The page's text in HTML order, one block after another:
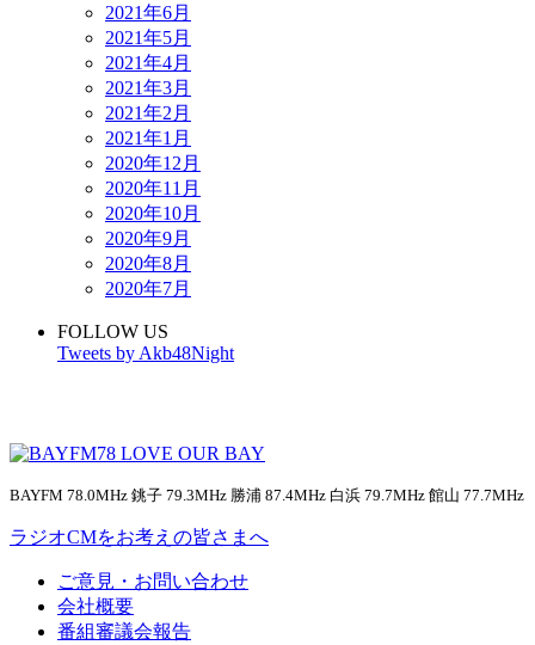
2021年6月
2021年5月
2021年4月
2021年3月
2021年2月
2021年1月
2020年12月
2020年11月
2020年10月
2020年9月
2020年8月
2020年7月
FOLLOW US
Tweets by Akb48Night
BAYFM 78.0MHz 銚子 79.3MHz 勝浦 87.4MHz 白浜 79.7MHz 館山 77.7MHz
ラジオCMをお考えの皆さまへ
ご意見・お問い合わせ
会社概要
番組審議会報告